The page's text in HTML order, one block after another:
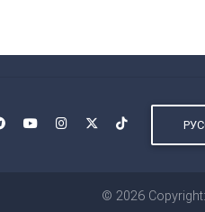
© 2026